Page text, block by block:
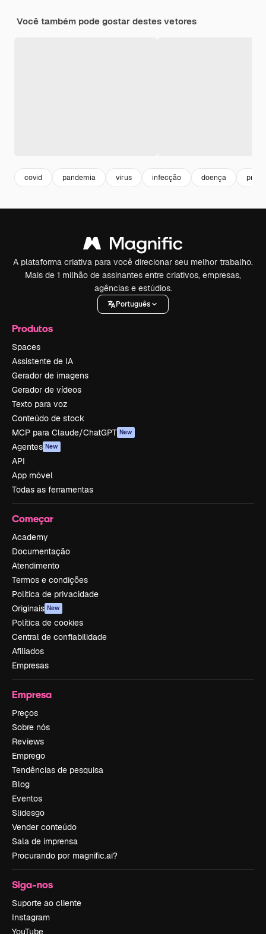
Você também pode gostar destes vetores
covid pandemia virus infecção doença
A plataforma criativa para você direcionar seu melhor trabalho.
Mais de 1 milhão de assinantes entre criativos, empresas,
agências e estúdios.
Português
Produtos
Spaces
Assistente de IA
Gerador de imagens
Gerador de vídeos
Texto para voz
Conteúdo de stock
MCP para Claude/ChatGPT New
Agentes New
API
App móvel
Todas as ferramentas
Começar
Academy
Documentação
Atendimento
Termos e condições
Política de privacidade
Originais New
Política de cookies
Central de confiabilidade
Afiliados
Empresas
Empresa
Preços
Sobre nós
Reviews
Emprego
Tendências de pesquisa
Blog
Eventos
Slidesgo
Vender conteúdo
Sala de imprensa
Procurando por magnific.ai?
Siga-nos
Suporte ao cliente
Instagram